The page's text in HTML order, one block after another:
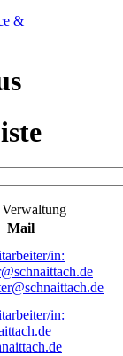
&
Mail